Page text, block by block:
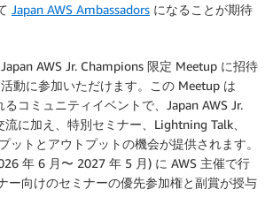
Japan AWS Ambassadors になることが期待
AWS Jr. Champions 限定 Meetup に招待
動に参加いただけます。この Meetup は
コミュニティイベントで、Japan AWS Jr.
に加え、特別セミナー、Lightning Talk、
ットとアウトプットの機会が提供されます。
年 6 月〜 2027 年 5 月) に AWS 主催で行
ー向けのセミナーの優先参加権と副賞が授与